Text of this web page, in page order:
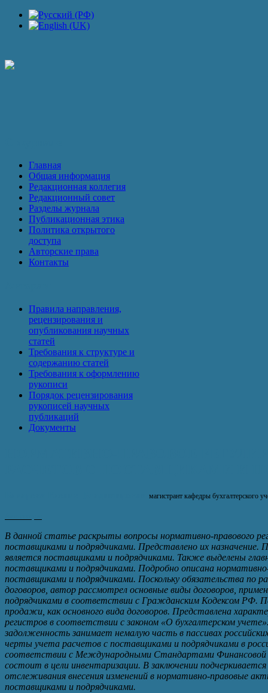
Главная
Общая информация
Редакционная коллегия
Редакционный совет
Разделы журнала
Публикационная этика
Политика открытого
доступа
Авторские права
Контакты
Правила направления,
рецензирования и
опубликования научных
статей
Требования к структуре и
содержанию статей
Требования к оформлению
рукописи
Порядок рецензирования
рукописей научных
публикаций
Документы
магистрант кафедры бухгалтерского
В данной статье раскрыты вопросы нормативно-правового
поставщиками и подрядчиками. Представлено их назначение.
является поставщиками и подрядчиками. Также выделены
поставщиками и подрядчиками. Подробно описана
поставщиками и подрядчиками. Поскольку обязательства по
договоров, автор рассмотрел основные виды договоров,
подрядчиками в соответствии с Гражданским Кодексом РФ.
продажи, как основного вида договоров. Представлена
регистров в соответствии с законом «О бухгалтерском
задолженность занимает немалую часть в пассивах
черты учета расчетов с поставщиками и подрядчиками в
соответствии с Международными Стандартами
состоит в цели инвентаризации. В заключении
отслеживания внесения изменений в нормативно-правовые
поставщиками и подрядчиками.